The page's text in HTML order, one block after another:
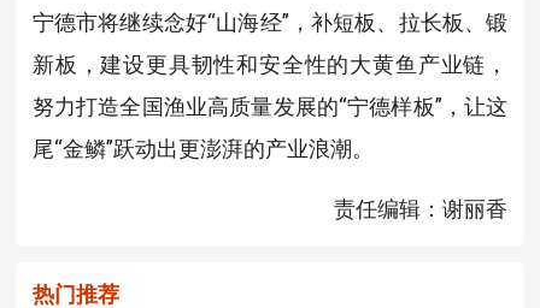
宁德市将继续念好“山海经”，补短板、拉长板、锻
新板，建设更具韧性和安全性的大黄鱼产业链，
努力打造全国渔业高质量发展的“宁德样板”，让这
尾“金鳞”跃动出更澎湃的产业浪潮。
责任编辑：谢丽香
热门推荐